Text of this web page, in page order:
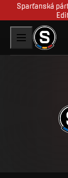
Sparťanská